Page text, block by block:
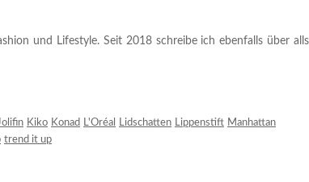
und Lifestyle. Seit 2018 schreibe ich ebenfalls über alls
Kiko Konad L'Oréal Lidschatten Lippenstift Manhattan
trend it up